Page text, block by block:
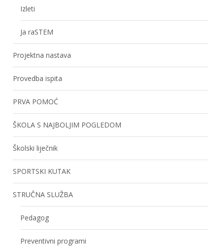
Izleti
Ja raSTEM
Projektna nastava
Provedba ispita
PRVA POMOĆ
ŠKOLA S NAJBOLJIM POGLEDOM
Školski liječnik
SPORTSKI KUTAK
STRUČNA SLUŽBA
Pedagog
Preventivni programi